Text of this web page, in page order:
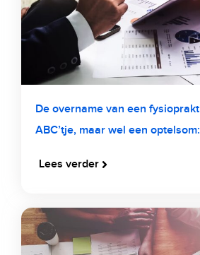
De overname van een
ABC’tje, maar wel een optelsom:
Lees verder